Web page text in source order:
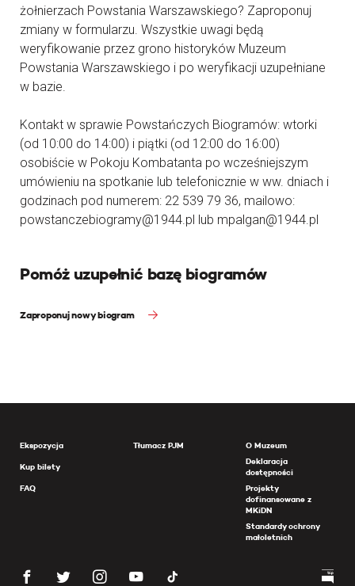
żołnierzach Powstania Warszawskiego? Zaproponuj
zmiany w formularzu. Wszystkie uwagi będą
weryfikowanie przez grono historyków Muzeum
Powstania Warszawskiego i po weryfikacji uzupełniane
w bazie.
Kontakt w sprawie Powstańczych Biogramów: wtorki
(od 10:00 do 14:00) i piątki (od 12:00 do 16:00)
osobiście w Pokoju Kombatanta po wcześniejszym
umówieniu na spotkanie lub telefonicznie w ww. dniach i
godzinach pod numerem: 22 539 79 36, mailowo:
powstanczebiogramy@1944.pl lub mpalgan@1944.pl
Pomóż uzupełnić bazę biogramów
Zaproponuj nowy biogram
Ekspozycja
Kup bilety
FAQ
Tłumacz PJM
O Muzeum
Deklaracja
dostępności
Projekty
dofinansowane z
MKiDN
Standardy ochrony
małoletnich